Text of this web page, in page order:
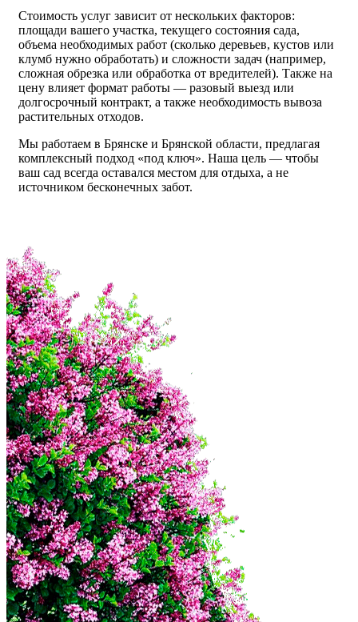
Стоимость услуг зависит от нескольких факторов:
площади вашего участка, текущего состояния сада,
объема необходимых работ (сколько деревьев, кустов или
клумб нужно обработать) и сложности задач (например,
сложная обрезка или обработка от вредителей). Также на
цену влияет формат работы — разовый выезд или
долгосрочный контракт, а также необходимость вывоза
растительных отходов.
Мы работаем в Брянске и Брянской области, предлагая
комплексный подход «под ключ». Наша цель — чтобы
ваш сад всегда оставался местом для отдыха, а не
источником бесконечных забот.